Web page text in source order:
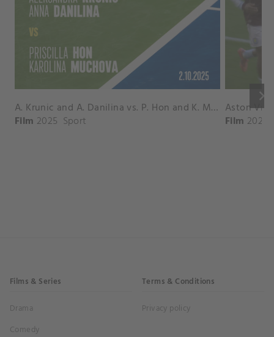
keyboard_arrow_right
A. Krunic and A. Danilina vs. P. Hon and K. Muchova Match Highlights - BEIJING_Capital Group Diamond ( October 02, 2025)
Film 2025 Sport Film 2026
Films & Series
Drama
Comedy
Terms & Conditions
Privacy policy